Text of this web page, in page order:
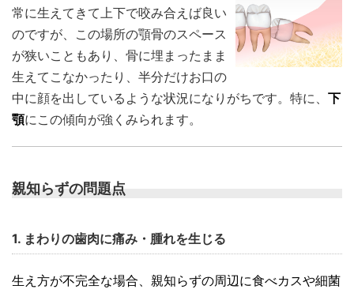
常に生えてきて上下で咬み合えば良い
のですが、この場所の顎骨のスペース
が狭いこともあり、骨に埋まったまま
生えてこなかったり、半分だけお口の
中に顔を出しているような状況になりがちです。特に、 下
顎にこの傾向が強くみられます。
親知らずの問題点
1. まわりの歯肉に痛み・腫れを生じる
生え方が不完全な場合、親知らずの周辺に食べカスや細菌